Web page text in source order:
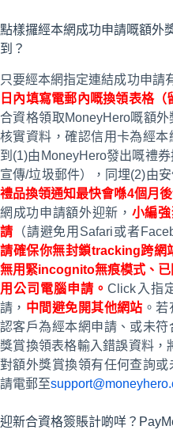
點樣攞經本網成功申請嘅額外
到？
只要經本網指定連結成功申請
日內填寫電郵內嘅換領表格（
合資格領取MoneyHero嘅額
核實資料，確認信用卡為經
到(1)由MoneyHero發出嘅禮
宣傳/垃圾郵件），同埋(2)由
禮品換領通知最快會喺4個月
網成功申請額外迎新， 小編
請 （請避免用Safari或者
請確保你無封鎖tracking跨網
無用緊incognito無痕模式、
用公司電腦申請。Click入指
請， 中間避免開其他網站 。
認客戶為經本網申請、或未
獎賞換領表格輸入錯誤資料，
對額外獎賞換領有任何查詢或
請電郵至support@moneyhero.
迎新合資格簽賬計啲咩？